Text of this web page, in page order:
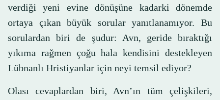
verdiği yeni evine dönüşüne kadarki dönemde
ortaya çıkan büyük sorular yanıtlanamıyor. Bu
sorulardan biri de şudur: Avn, geride bıraktığı
yıkıma rağmen çoğu hala kendisini destekleyen
Lübnanlı Hristiyanlar için neyi temsil ediyor?
Olası cevaplardan biri, Avn’ın tüm çelişkileri,